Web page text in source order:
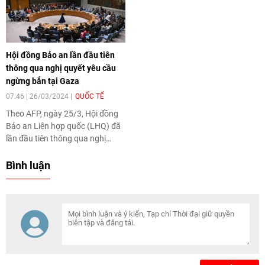
Geneva, Thụy Sĩ. Tại Diễn đàn,
Thứ trưởng Bộ Ngoại giao
Nguyễn Minh Hằng, Trưởng
đoàn Đoàn đại biểu Việt Nam đã
đề xuất 5 định hướng để
UNCTAD tiếp tục phát huy vai
trò, hỗ trợ các nước đang phát
triển trong thời gian tới.
Hội đồng Bảo an lần đầu tiên
thông qua nghị quyết yêu cầu
ngừng bắn tại Gaza
07:46 | 26/03/2024 QUỐC TẾ
Theo AFP, ngày 25/3, Hội đồng
Bảo an Liên hợp quốc (LHQ) đã
lần đầu tiên thông qua nghị
Gaza.
Bình luận